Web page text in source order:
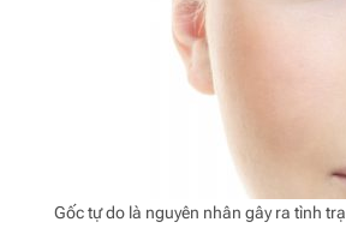
Gốc tự do là nguyên nhân gây ra tình